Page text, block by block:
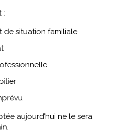
:
de situation familiale
aujourd’hui ne le sera